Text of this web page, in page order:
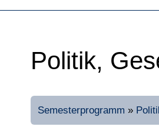
Politik,
Semesterprogramm »